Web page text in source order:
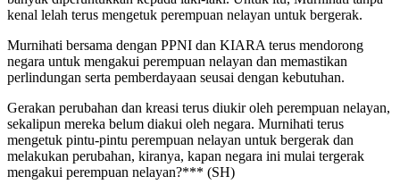
kenal lelah terus mengetuk perempuan nelayan untuk bergerak.
Murnihati bersama dengan PPNI dan KIARA terus mendorong
negara untuk mengakui perempuan nelayan dan memastikan
perlindungan serta pemberdayaan seusai dengan kebutuhan.
Gerakan perubahan dan kreasi terus diukir oleh perempuan nelayan,
sekalipun mereka belum diakui oleh negara. Murnihati terus
mengetuk pintu-pintu perempuan nelayan untuk bergerak dan
melakukan perubahan, kiranya, kapan negara ini mulai tergerak
mengakui perempuan nelayan?*** (SH)